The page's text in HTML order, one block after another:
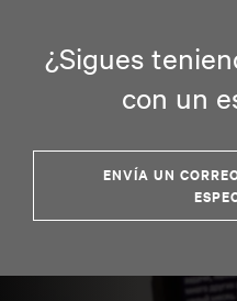
¿Sigues
con un
ENVÍA UN